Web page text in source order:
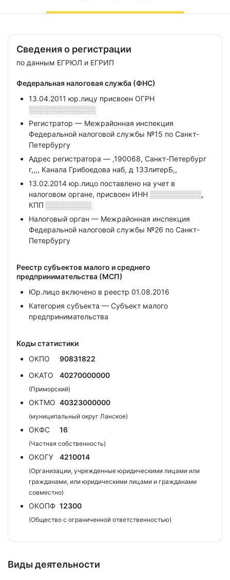
Сведения о регистрации
по данным ЕГРЮЛ и ЕГРИП
Федеральная налоговая служба (ФНС)
13.04.2011 юр.лицу присвоен ОГРН
░░░░░░░░░░░░░
Регистратор — Межрайонная инспекция
Федеральной налоговой службы №15 по Санкт-
Петербургу
Адрес регистратора — ,190068, Санкт-Петербург
г,,,, Канала Грибоедова наб, д 133литерБ,,
13.02.2014 юр.лицо поставлено на учет в
налоговом органе, присвоен ИНН ░░░░░░░░░░,
КПП ░░░░░░░░░
Налоговый орган — Межрайонная инспекция
Федеральной налоговой службы №26 по Санкт-
Петербургу
Реестр субъектов малого и среднего
предпринимательства (МСП)
Юр.лицо включено в реестр 01.08.2016
Категория субъекта — Субъект малого
предпринимательства
Коды статистики
ОКПО
90831822
ОКАТО
40270000000
(Приморский)
ОКТМО 40323000000
(муниципальный округ Ланское)
ОКФС 16
(Частная собственность)
ОКОГУ 4210014
(Организации, учрежденные юридическими лицами или
гражданами, или юридическими лицами и гражданами
совместно)
ОКОПФ 12300
(Общество с ограниченной ответственностью)
Виды деятельности